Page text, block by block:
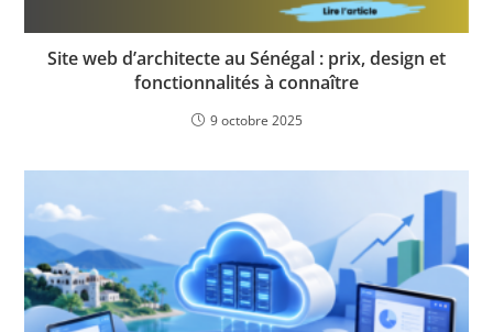
Site web d’architecte au Sénégal : prix, design et
fonctionnalités à connaître
9 octobre 2025